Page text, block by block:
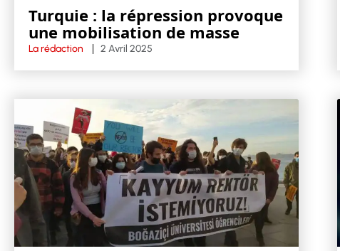
Turquie : la répression provoque
une mobilisation de masse
La rédaction 2 Avril 2025